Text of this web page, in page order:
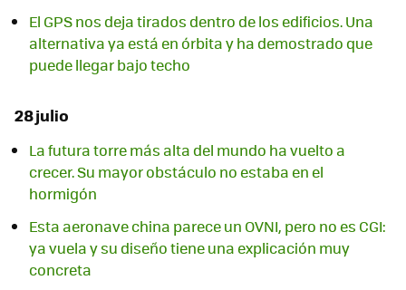
El GPS nos deja tirados dentro de los edificios. Una
alternativa ya está en órbita y ha demostrado que
puede llegar bajo techo
28 julio
La futura torre más alta del mundo ha vuelto a
crecer. Su mayor obstáculo no estaba en el
hormigón
Esta aeronave china parece un OVNI, pero no es CGI:
ya vuela y su diseño tiene una explicación muy
concreta